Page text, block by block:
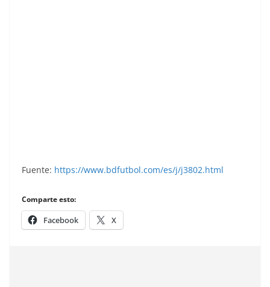
Fuente: https://www.bdfutbol.com/es/j/j3802.html
Comparte esto:
Facebook X